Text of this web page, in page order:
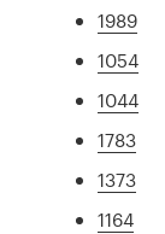
1989
1054
1044
1783
1373
1164